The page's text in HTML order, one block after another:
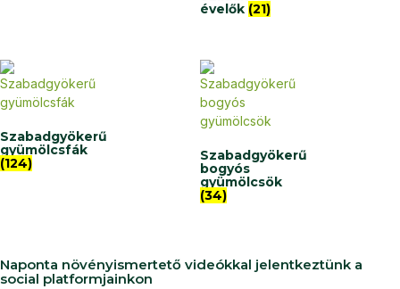
évelők (21)
Szabadgyökerű
gyümölcsfák
(124)
Szabadgyökerű
bogyós
gyümölcsök
(34)
Naponta növényismertető videókkal jelentkeztünk a
social platformjainkon